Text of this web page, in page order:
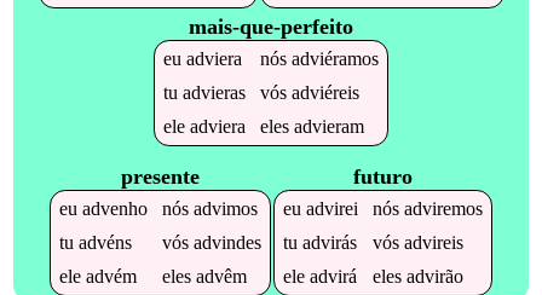
mais-que-perfeito
eu adviera nós adviéramos
tu advieras vós adviéreis
ele adviera eles advieram
presente
eu advenho nós advimos
tu advéns vós advindes
ele advém eles advêm
futuro
eu advirei nós adviremos
tu advirás vós advireis
ele advirá eles advirão